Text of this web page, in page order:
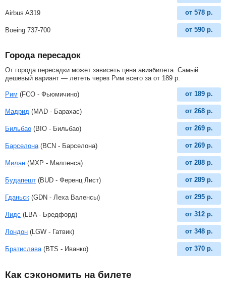
Airbus A319 от 578 р.
Boeing 737-700 от 590 р.
Города пересадок
От города пересадки может зависеть цена авиабилета. Самый
дешевый вариант — лететь через Рим всего за от 189 р
Рим (FCO - Фьюмичино) от 189 р.
Мадрид (MAD - Барахас) от 268 р.
Бильбао (BIO - Бильбао) от 269 р.
Барселона (BCN - Барселона) от 269 р.
Милан (MXP - Малпенса) от 288 р.
Будапешт (BUD - Ференц Лист) от 289 р.
Гданьск (GDN - Леха Валенсы) от 295 р.
Лидс (LBA - Бредфорд) от 312 р.
Лондон (LGW - Гатвик) от 348 р.
Братислава (BTS - Иванко) от 370 р.
Как сэкономить на билете